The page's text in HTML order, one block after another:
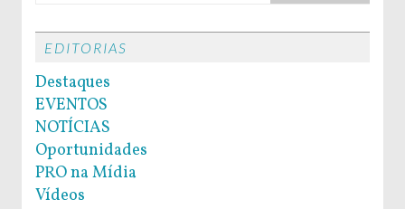
EDITORIAS
Destaques
EVENTOS
NOTÍCIAS
Oportunidades
PRO na Mídia
Vídeos